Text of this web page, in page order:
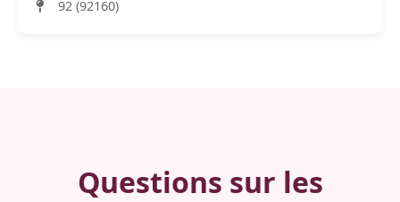
92 (92160)
Questions sur les